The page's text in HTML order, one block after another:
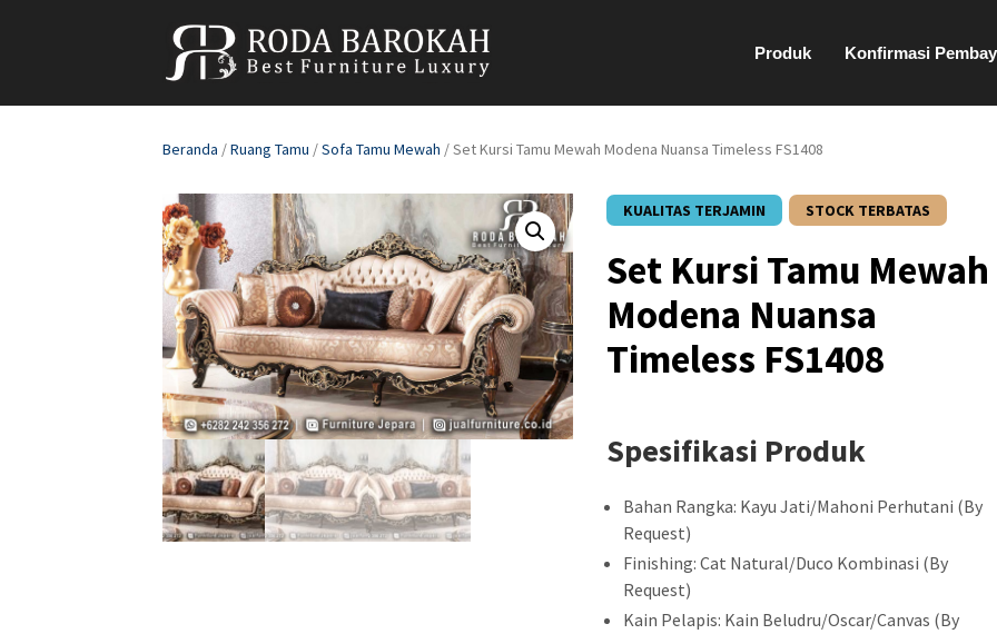
Produk Konfirmasi
Beranda /Ruang Tamu /Sofa Tamu Mewah / Set Kursi Tamu Mewah Modena Nuansa Timeless FS1408
KUALITAS TERJAMIN STOCK TERBATAS
Set Kursi Tamu Mewah
Modena Nuansa
Timeless FS1408
Spesifikasi Produk
Bahan Rangka: Kayu Jati/Mahoni Perhutani (By
Request)
Finishing: Cat Natural/Duco Kombinasi (By
Request)
Kain Pelapis: Kain Beludru/Oscar/Canvas (By